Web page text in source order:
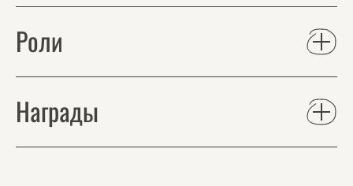
Роли
Награды